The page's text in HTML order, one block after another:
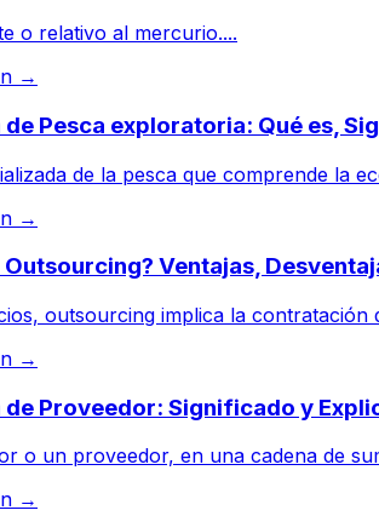
o relativo al mercurio....
→
Pesca exploratoria: Qué es,
de la pesca que comprende la
→
Outsourcing? Ventajas,
outsourcing implica la
→
Proveedor: Significado y
o un proveedor, en una cadena de
→